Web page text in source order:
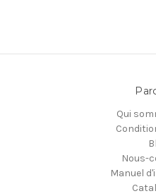
Qui
Nous-
Manuel